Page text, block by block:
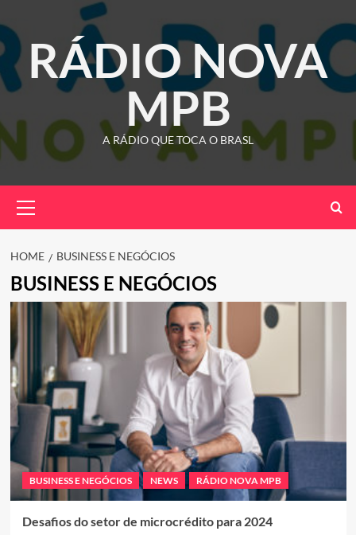
to
contentRÁDIO NOVA
MPB
A RÁDIO QUE TOCA O BRASL
Menu
HOME BUSINESS E NEGÓCIOS
BUSINESS E NEGÓCIOS
BUSINESS E NEGÓCIOS NEWS RÁDIO NOVA MPB
Desafios do setor de microcrédito para 2024